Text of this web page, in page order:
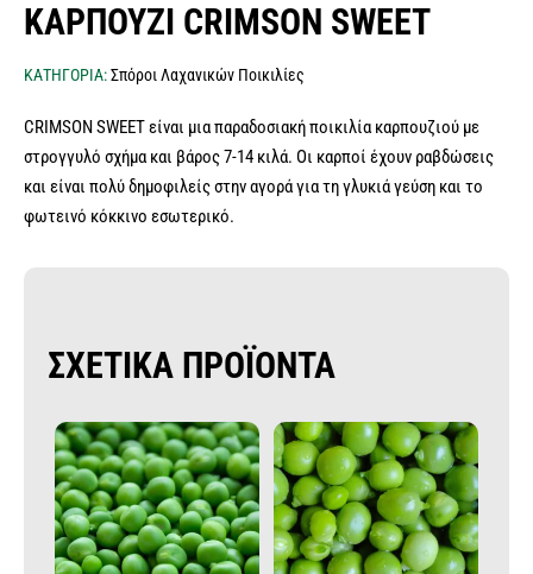
ΚΑΡΠΟΥΖΙ CRIMSON SWEET
ΚΑΤΗΓΟΡΙΑ:Σπόροι Λαχανικών Ποικιλίες
CRIMSON SWEET είναι μια παραδοσιακή ποικιλία καρπουζιού με
στρογγυλό σχήμα και βάρος 7-14 κιλά. Οι καρποί έχουν ραβδώσεις
και είναι πολύ δημοφιλείς στην αγορά για τη γλυκιά γεύση και το
φωτεινό κόκκινο εσωτερικό.
ΣΧΕΤΙΚΑ ΠΡΟΪΟΝΤΑ